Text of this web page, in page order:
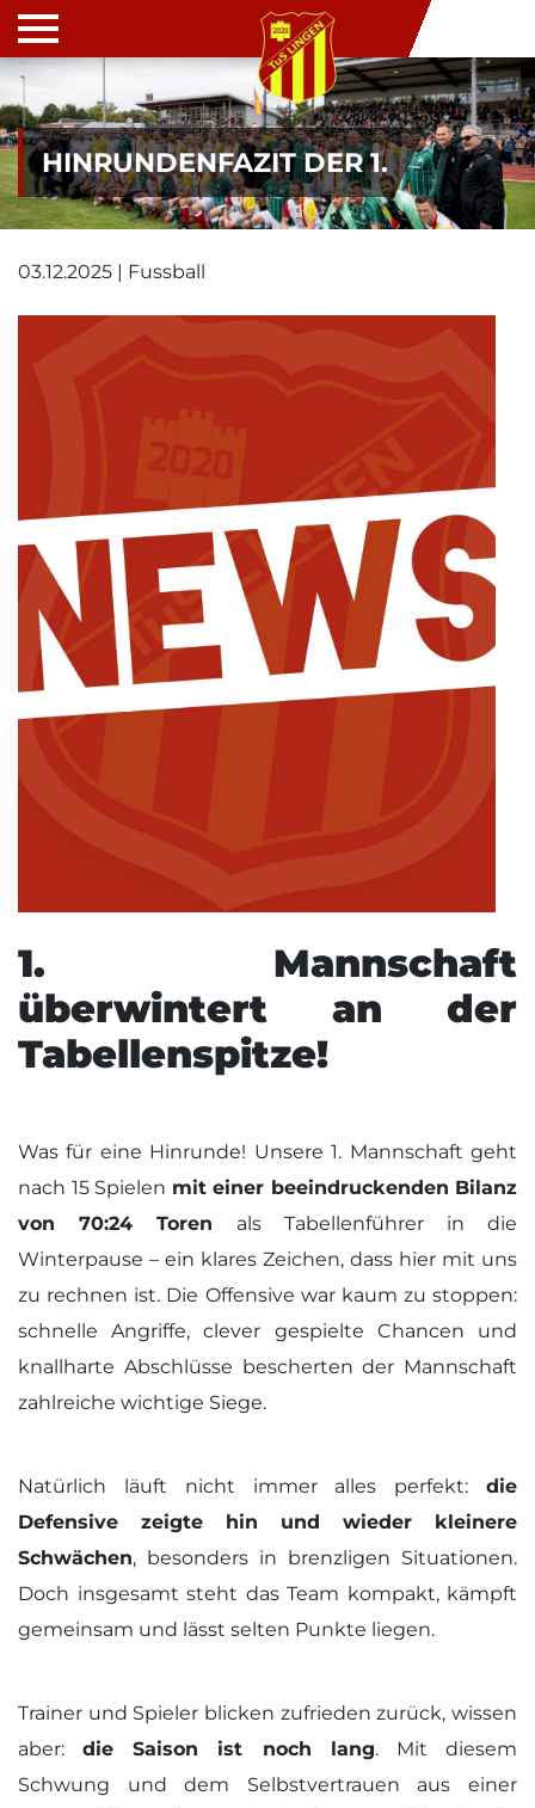
HINRUNDENFAZIT DER 1.
03.12.2025 | Fussball
1. Mannschaft
überwintert an der
Tabellenspitze!
Was für eine Hinrunde! Unsere 1. Mannschaft geht
nach 15 Spielen mit einer beeindruckenden Bilanz
von 70:24 Toren als Tabellenführer in die
Winterpause – ein klares Zeichen, dass hier mit uns
zu rechnen ist. Die Offensive war kaum zu stoppen:
schnelle Angriffe, clever gespielte Chancen und
knallharte Abschlüsse bescherten der Mannschaft
zahlreiche wichtige Siege.
Natürlich läuft nicht immer alles perfekt: die
Defensive zeigte hin und wieder kleinere
Schwächen, besonders in brenzligen Situationen.
Doch insgesamt steht das Team kompakt, kämpft
gemeinsam und lässt selten Punkte liegen.
Trainer und Spieler blicken zufrieden zurück, wissen
aber:die Saison ist noch lang. Mit diesem
Schwung und dem Selbstvertrauen aus einer